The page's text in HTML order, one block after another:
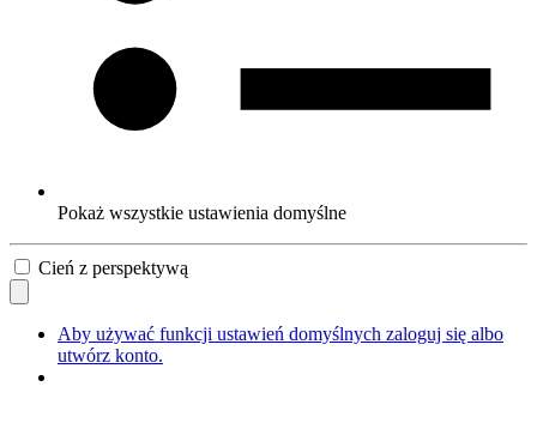
Pokaż wszystkie ustawienia domyślne
Cień z perspektywą
Aby używać funkcji ustawień domyślnych zaloguj się albo
utwórz konto.